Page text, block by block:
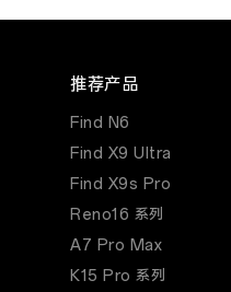
推荐产品
Find N6
Find X9 Ultra
Find X9s Pro
Reno16 系列
A7 Pro Max
K15 Pro 系列